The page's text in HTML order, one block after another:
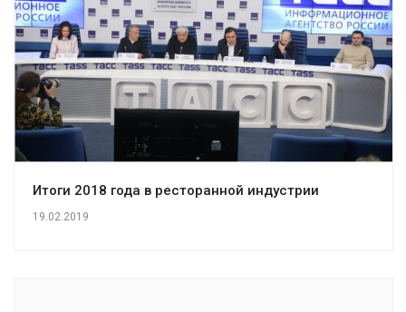
Итоги 2018 года в ресторанной индустрии
19.02.2019